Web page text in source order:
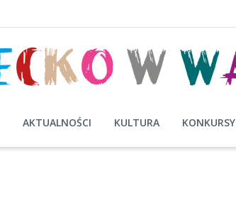
AKTUALNOŚCI KULTURA KONKURSY